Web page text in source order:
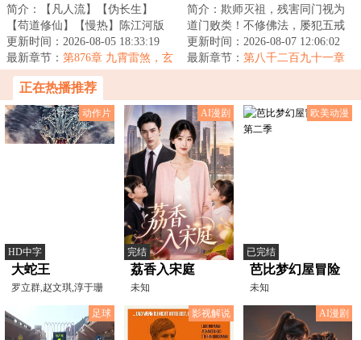
简介：【凡人流】【伪长生】
【苟道修仙】【慢热】陈江河版
简介：陈江河穿越到了修仙世
界，成为修仙家族中...
更新时间：2026-08-05 18:33:19
最新章节： 第876章 九霄雷煞，玄
魔失控，青鸾欲念（万字求月
票，求订阅）
简介：欺师灭祖，残害同门视为
道门败类！不修佛法，屡犯五戒
视为佛门败类！身为魔门血炼宗
弟子林皓明，得...
更新时间：2026-08-07 12:06:02
最新章节： 第八千二百九十一章
正在热播推荐
动作片
HD中字
大蛇王
罗立群,赵文琪,淳于珊
AI漫剧
完结
荔香入宋庭
未知
欧美动漫
已完结
芭比梦幻屋冒险
旅程第二季
未知
足球 影视解说 AI漫剧